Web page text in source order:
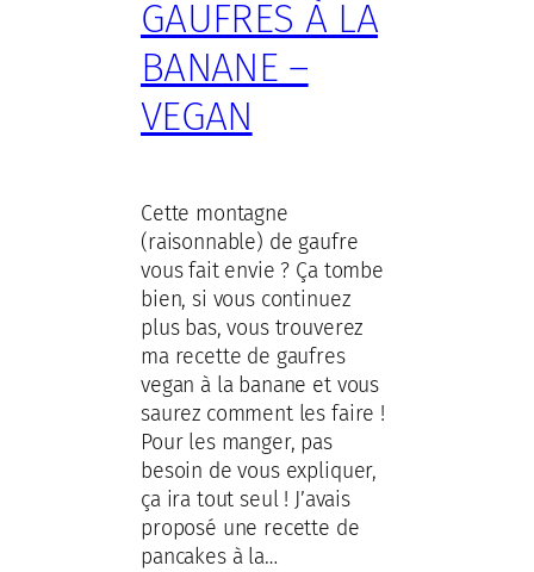
GAUFRES À LA
BANANE –
VEGAN
Cette montagne
(raisonnable) de gaufre
vous fait envie ? Ça tombe
bien, si vous continuez
plus bas, vous trouverez
ma recette de gaufres
vegan à la banane et vous
saurez comment les faire !
Pour les manger, pas
besoin de vous expliquer,
ça ira tout seul ! J’avais
proposé une recette de
pancakes à la…